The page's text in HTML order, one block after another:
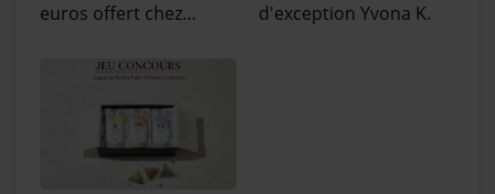
euros offert chez
d'exception Yvona K.